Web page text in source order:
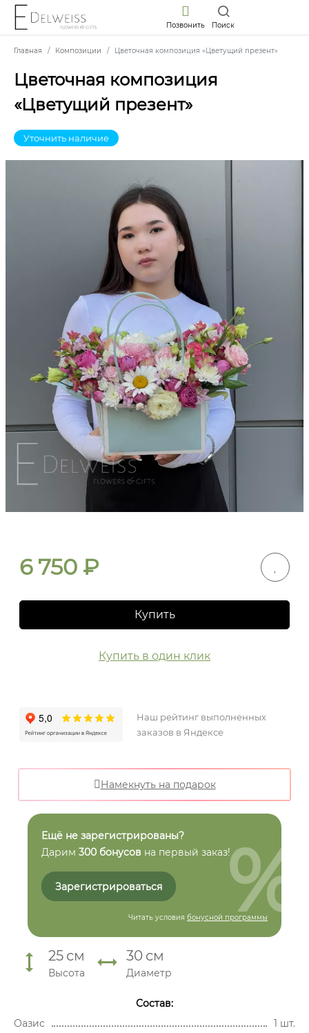
Позвонить Поиск
Главная Композиции Цветочная композиция «Цветущий презент»
Цветочная композиция
«Цветущий презент»
Уточнить наличие
6 750 ₽
Купить
Купить в один клик
Наш рейтинг выполненных
заказов в Яндексе
Намекнуть на подарок
Ещё не зарегистрированы?
Дарим 300 бонусов на первый заказ!
Зарегистрироваться
Читать условия бонусной программы
%
25 см
Высота
30 см
Диаметр
Состав:
Оазис
1 шт.